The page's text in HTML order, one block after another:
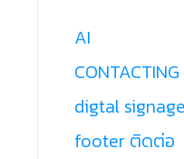
AI
digtal
footer ติดต่อ